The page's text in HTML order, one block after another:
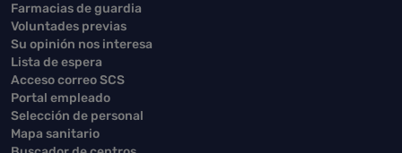
Farmacias de guardia
Voluntades previas
Su opinión nos interesa
Lista de espera
Acceso correo SCS
Portal empleado
Selección de personal
Mapa sanitario